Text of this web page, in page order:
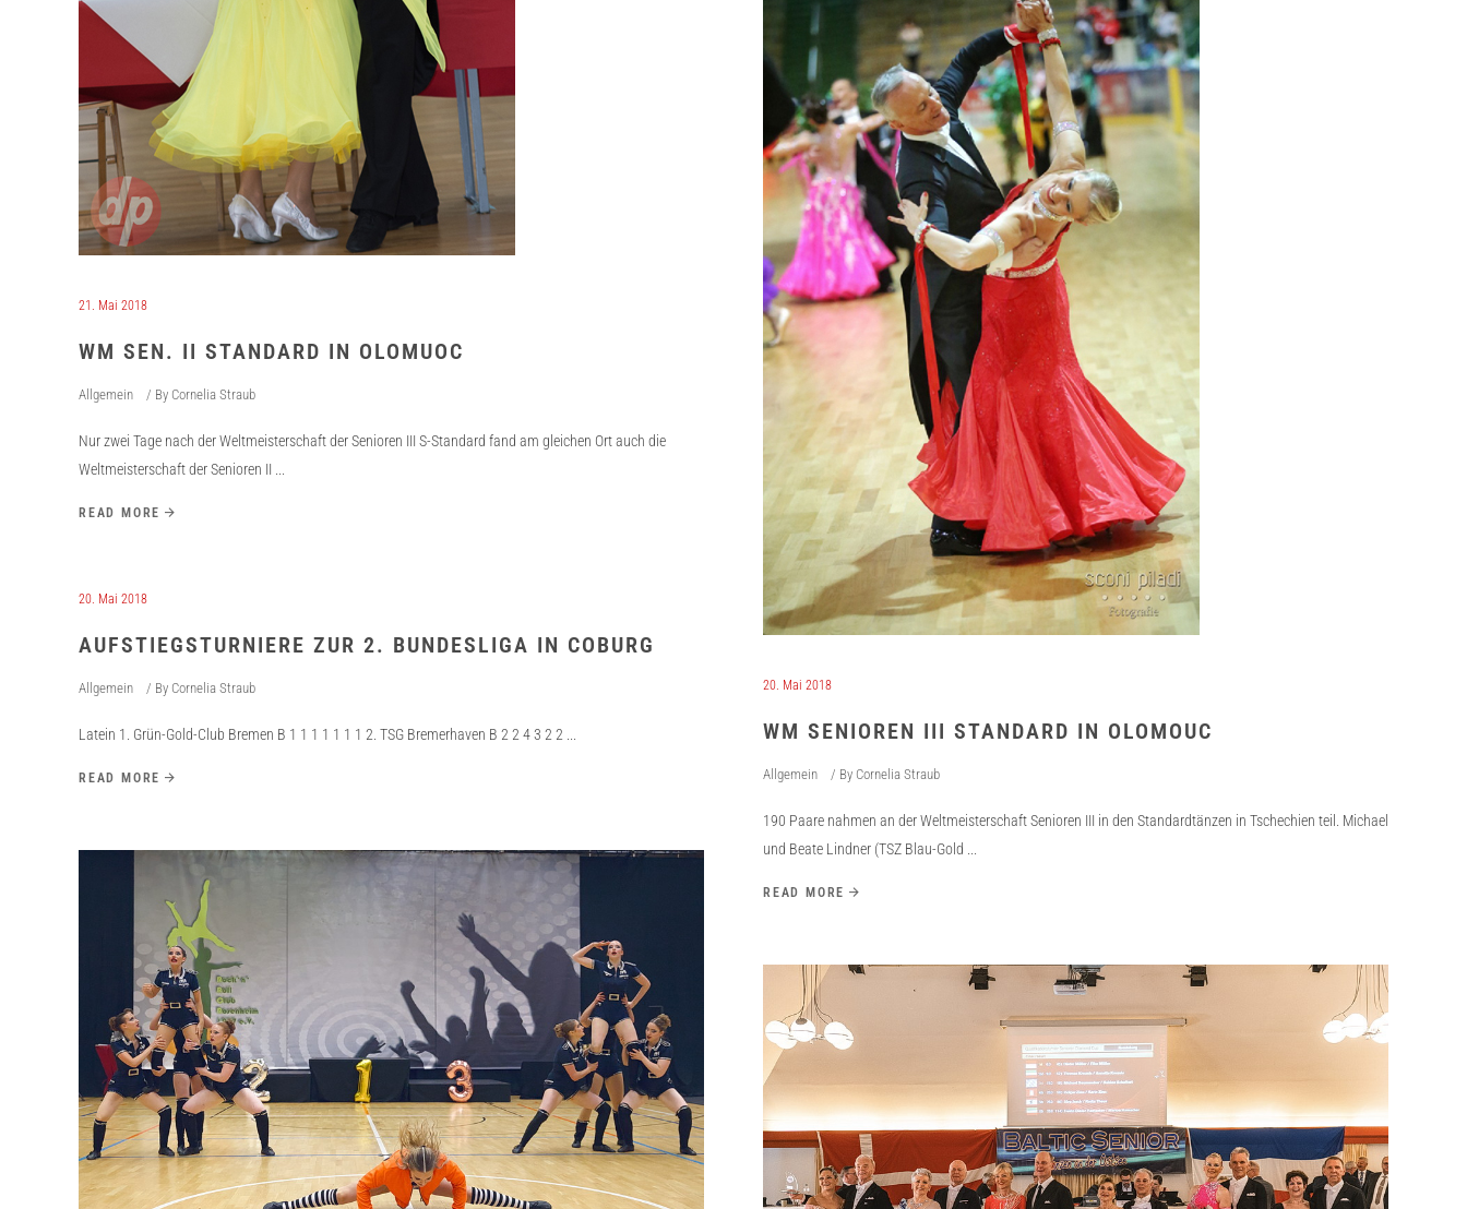
21. Mai 2018
WM SEN. II STANDARD IN OLOMUOC
Allgemein By Cornelia Straub
Nur zwei Tage nach der Weltmeisterschaft der Senioren III S-Standard fand am gleichen Ort auch die
Weltmeisterschaft der Senioren II
READ MORE
20. Mai 2018
WM SENIOREN III STANDARD IN OLOMOUC
Allgemein By Cornelia Straub
190 Paare nahmen an der Weltmeisterschaft Senioren III in den Standardtänzen in Tschechien teil. Michael
und Beate Lindner (TSZ Blau-Gold
READ MORE
20. Mai 2018
AUFSTIEGSTURNIERE ZUR 2. BUNDESLIGA IN COBURG
Allgemein By Cornelia Straub
Latein 1. Grün-Gold-Club Bremen B 1 1 1 1 1 1 1 2. TSG Bremerhaven B 2 2 4 3 2 2
READ MORE